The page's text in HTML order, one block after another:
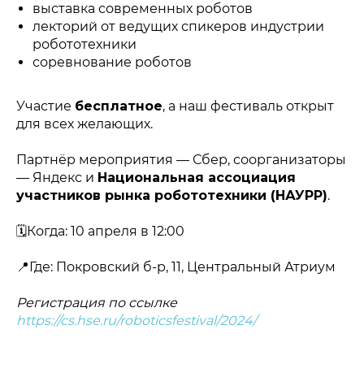
выставка современных роботов
лекторий от ведущих спикеров индустрии
робототехники
соревнование роботов
Участие бесплатное, а наш фестиваль открыт
для всех желающих.
Партнёр мероприятия — Сбер, соорганизаторы
— Яндекс и Национальная ассоциация
участников рынка робототехники (НАУРР).
🗓️Когда: 10 апреля в 12:00
📍Где: Покровский б-р, 11, Центральный Атриум
Регистрация по ссылке
https://cs.hse.ru/roboticsfestival/2024/